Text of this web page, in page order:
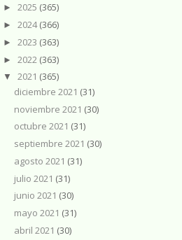
► 2025 (365)
► 2024(366)
► 2023 (363)
► 2022 (363)
▼ 2021 (365)
diciembre 2021 (31)
noviembre 2021 (30)
octubre 2021 (31)
septiembre 2021 (30)
agosto 2021 (31)
julio 2021 (31)
junio 2021 (30)
mayo 2021 (31)
abril 2021 (30)